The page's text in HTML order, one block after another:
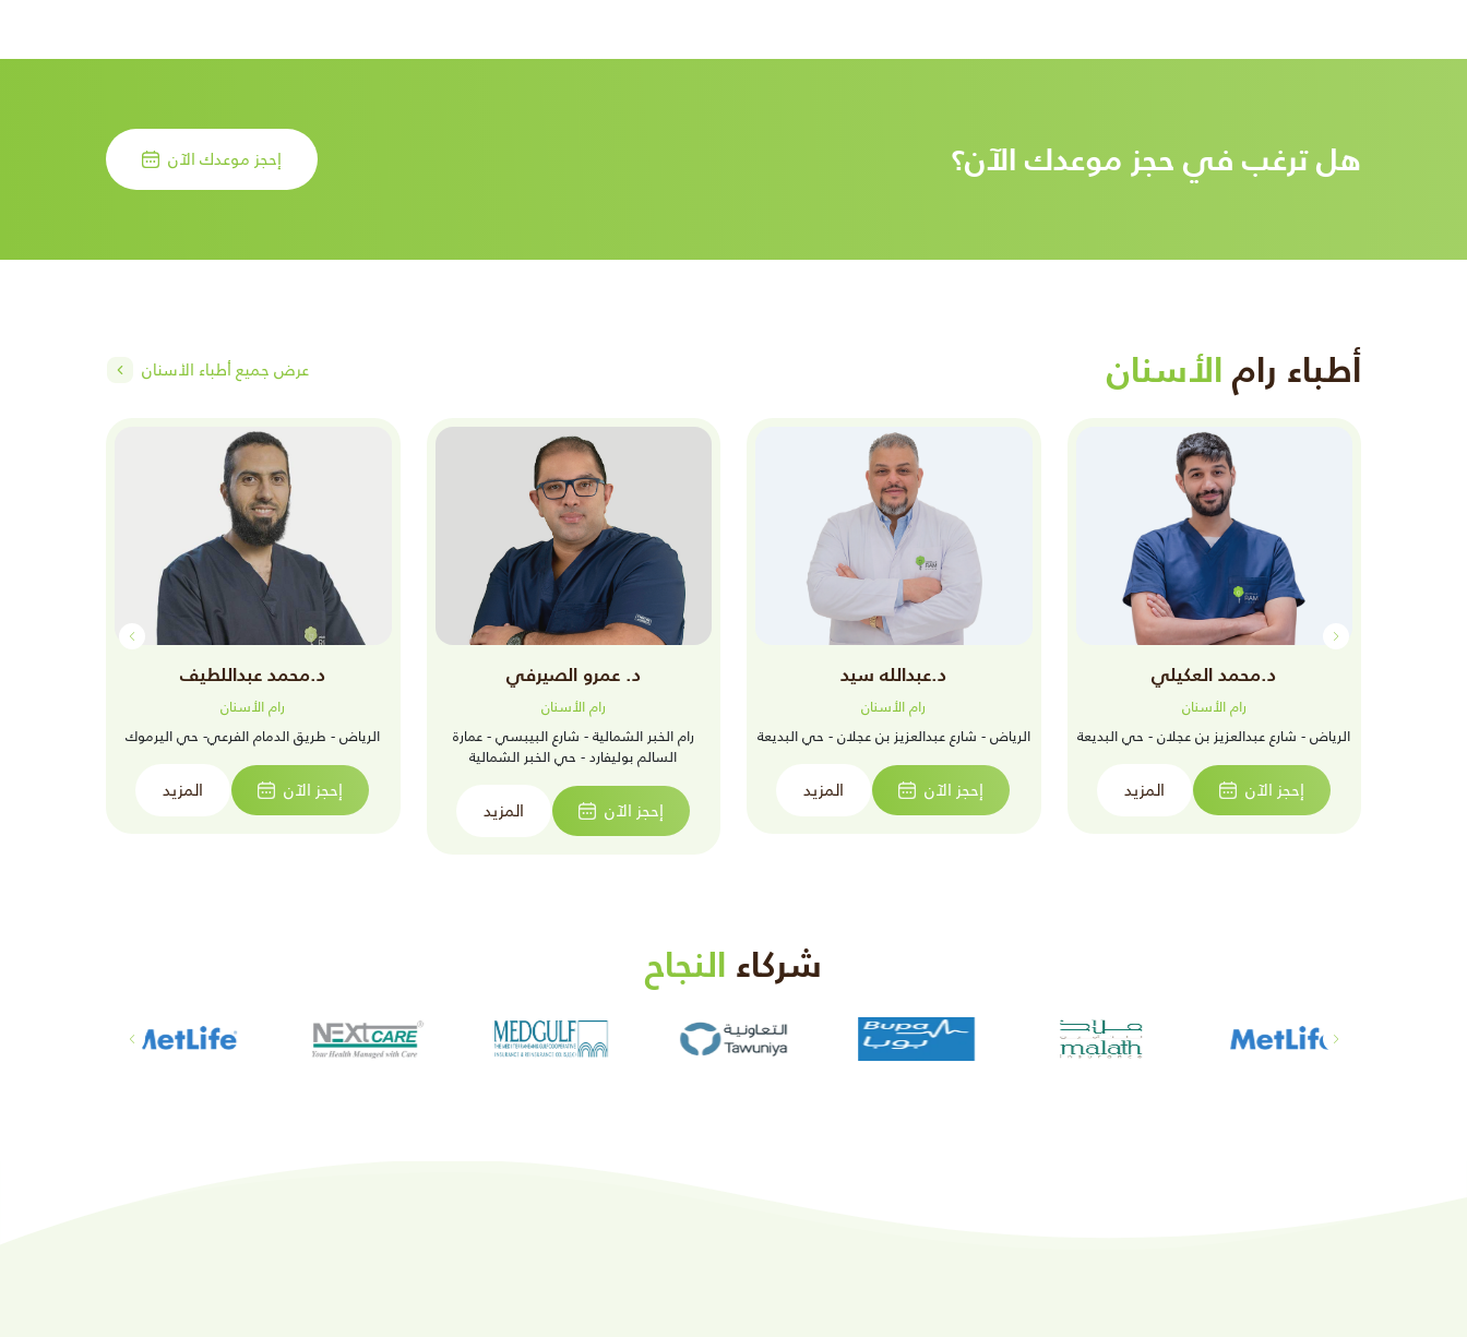
هل ترغب في حجز موعدك الآن؟ إحجز موعدك الآن
أطباء رامالأسنان عرض جميع أطباء الأسنان
د.محمد العكيلي
رام الأسنان
الرياض - شارع عبدالعزيز بن عجلان - حي البديعة
إحجز الآن المزيد
د.عبدالله سيد
رام الأسنان
الرياض - شارع عبدالعزيز بن عجلان - حي البديعة
إحجز الآن المزيد
د. عمرو الصيرفي
رام الأسنان
رام الخبر الشمالية - شارع البيبسي - عمارة
السالم بوليفارد - حي الخبر الشمالية
إحجز الآن المزيد
د.محمد عبداللطيف
رام الأسنان
الرياض - طريق الدمام الفرعي- حي اليرموك
إحجز الآن المزيد
شركاء النجاح